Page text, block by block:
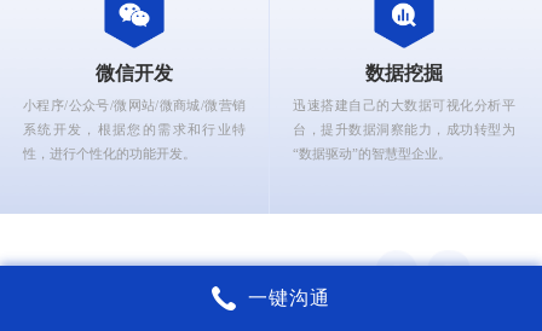
微信开发
小程序/公众号/微网站/微商城/微营销
系统开发，根据您的需求和行业特
性，进行个性化的功能开发。
数据挖掘
迅速搭建自己的大数据可视化分析平
台，提升数据洞察能力，成功转型为
“数据驱动”的智慧型企业。
锐智互动核心能力
一键沟通